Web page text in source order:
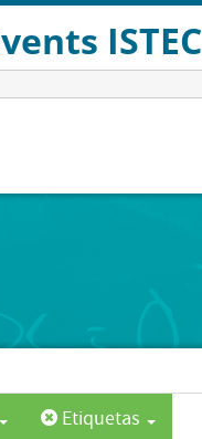
Events ISTEC
Etiquetas